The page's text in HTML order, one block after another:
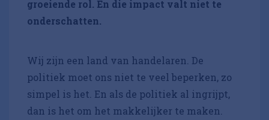
groeiende rol. En die impact valt niet te
onderschatten.
Wij zijn een land van handelaren. De
politiek moet ons niet te veel beperken, zo
simpel is het. En als de politiek al ingrijpt,
dan is het om het makkelijker te maken.